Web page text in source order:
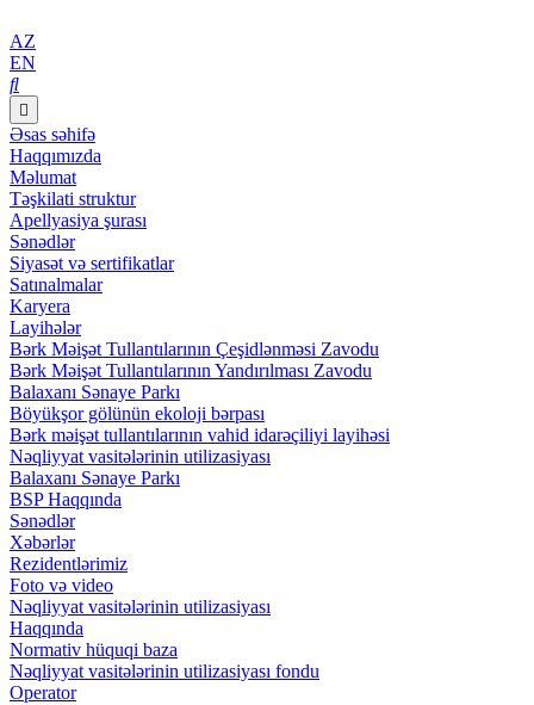
AZ
EN
Əsas səhifə
Haqqımızda
Məlumat
Təşkilati struktur
Apellyasiya şurası
Sənədlər
Siyasət və sertifikatlar
Satınalmalar
Karyera
Layihələr
Bərk Məişət Tullantılarının Çeşidlənməsi Zavodu
Bərk Məişət Tullantılarının Yandırılması Zavodu
Balaxanı Sənaye Parkı
Böyükşor gölünün ekoloji bərpası
Bərk məişət tullantılarının vahid idarəçiliyi layihəsi
Nəqliyyat vasitələrinin utilizasiyası
Balaxanı Sənaye Parkı
BSP Haqqında
Sənədlər
Xəbərlər
Rezidentlərimiz
Foto və video
Nəqliyyat vasitələrinin utilizasiyası
Haqqında
Normativ hüquqi baza
Nəqliyyat vasitələrinin utilizasiyası fondu
Operator